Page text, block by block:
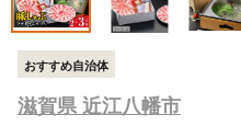
おすすめ自治体
滋賀県 近江八幡市